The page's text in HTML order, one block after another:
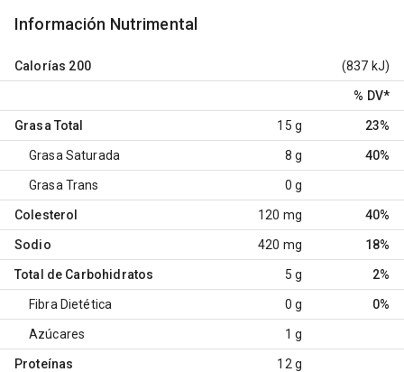
Información Nutrimental
Calorías 200 (837 kJ)
% DV*
Grasa Total 15 g 23%
Grasa Saturada 8 g 40%
Grasa Trans 0 g
Colesterol 120 mg 40%
Sodio 420 mg 18%
Total de Carbohidratos 5 g 2%
Fibra Dietética 0 g 0%
Azúcares 1 g
Proteínas 12 g